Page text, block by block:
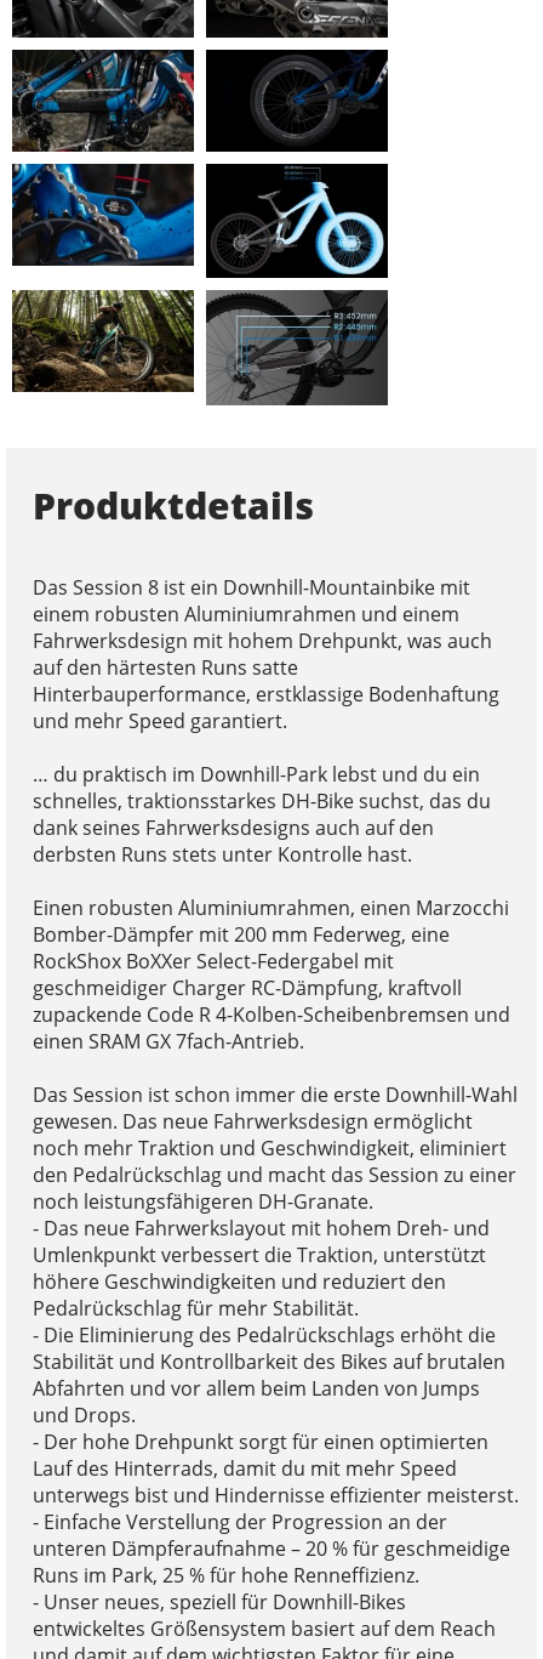
Produktdetails
Das Session 8 ist ein Downhill-Mountainbike mit
einem robusten Aluminiumrahmen und einem
Fahrwerksdesign mit hohem Drehpunkt, was auch
auf den härtesten Runs satte
Hinterbauperformance, erstklassige Bodenhaftung
und mehr Speed garantiert.
… du praktisch im Downhill-Park lebst und du ein
schnelles, traktionsstarkes DH-Bike suchst, das du
dank seines Fahrwerksdesigns auch auf den
derbsten Runs stets unter Kontrolle hast.
Einen robusten Aluminiumrahmen, einen Marzocchi
Bomber-Dämpfer mit 200 mm Federweg, eine
RockShox BoXXer Select-Federgabel mit
geschmeidiger Charger RC-Dämpfung, kraftvoll
zupackende Code R 4-Kolben-Scheibenbremsen und
einen SRAM GX 7fach-Antrieb.
Das Session ist schon immer die erste Downhill-Wahl
gewesen. Das neue Fahrwerksdesign ermöglicht
noch mehr Traktion und Geschwindigkeit, eliminiert
den Pedalrückschlag und macht das Session zu einer
noch leistungsfähigeren DH-Granate.
- Das neue Fahrwerkslayout mit hohem Dreh- und
Umlenkpunkt verbessert die Traktion, unterstützt
höhere Geschwindigkeiten und reduziert den
Pedalrückschlag für mehr Stabilität.
- Die Eliminierung des Pedalrückschlags erhöht die
Stabilität und Kontrollbarkeit des Bikes auf brutalen
Abfahrten und vor allem beim Landen von Jumps
und Drops.
- Der hohe Drehpunkt sorgt für einen optimierten
Lauf des Hinterrads, damit du mit mehr Speed
unterwegs bist und Hindernisse effizienter meisterst.
- Einfache Verstellung der Progression an der
unteren Dämpferaufnahme – 20 % für geschmeidige
Runs im Park, 25 % für hohe Renneffizienz.
- Unser neues, speziell für Downhill-Bikes
entwickeltes Größensystem basiert auf dem Reach